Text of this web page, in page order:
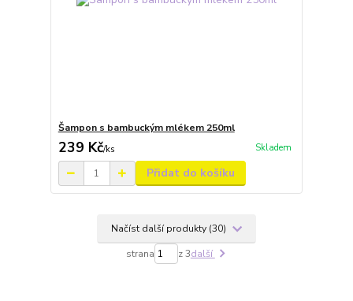
Šampon s bambuckým mlékem 250ml
239 Kč/ks Skladem
Přidat do košíku
Načíst další produkty (30)
strana z 3další